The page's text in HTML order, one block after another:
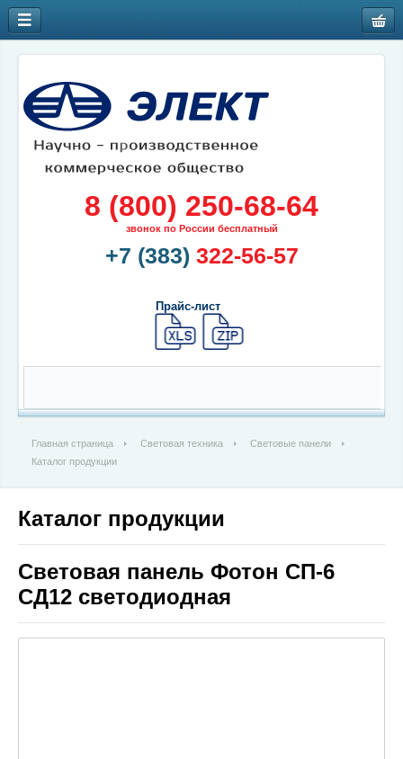
8 (800) 250-68-64
звонок по России бесплатный
+7 (383) 322-56-57
Прайс-лист
Главная страница Световая техника
Световые панели
Каталог продукции
Каталог продукции
Световая панель Фотон СП-6
СД12 светодиодная